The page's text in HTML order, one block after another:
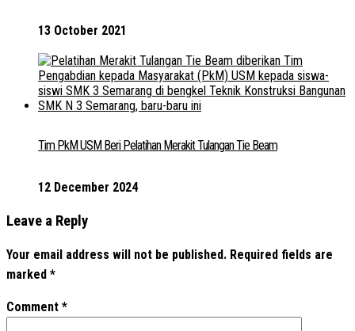
13 October 2021
Tim PkM USM Beri Pelatihan Merakit Tulangan Tie Beam
12 December 2024
Leave a Reply
Your email address will not be published. Required fields are
marked *
Comment *